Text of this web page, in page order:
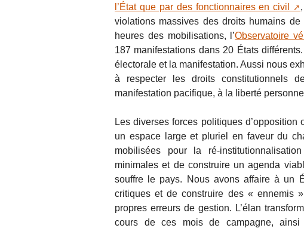
l’État que par des fonctionnaires en civil
violations massives des droits humains
heures des mobilisations, l’Observatoire
187 manifestations dans 20 États
électorale et la manifestation. Aussi nous
à respecter les droits constitutionnels
manifestation pacifique, à la liberté
Les diverses forces politiques
un espace large et pluriel en faveur du
mobilisées pour la ré-
minimales et de construire un agenda
souffre le pays. Nous avons affaire à un
critiques et de construire des « ennemis
propres erreurs de gestion. L’élan
cours de ces mois de campagne,